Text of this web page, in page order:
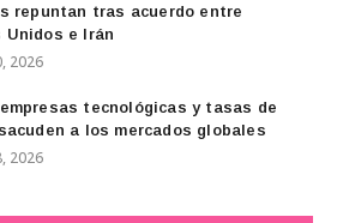
repuntan tras acuerdo entre
Unidos e Irán
2026
tecnológicas y tasas de
a los mercados globales
2026